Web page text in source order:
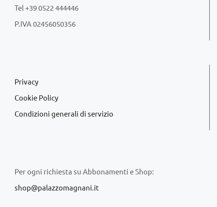
Tel +39 0522 444446
P.IVA 02456050356
Privacy
Cookie Policy
Condizioni generali di servizio
Per ogni richiesta su Abbonamenti e Shop:
shop@palazzomagnani.it